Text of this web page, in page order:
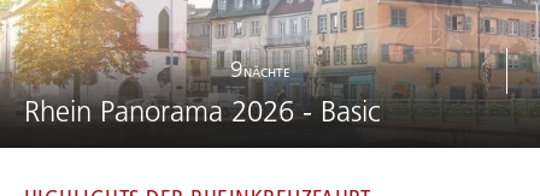
9NÄCHTE
Rhein Panorama 2026 - Basic